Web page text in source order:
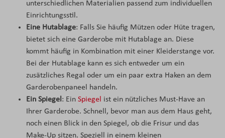
unterschiedlichen Materialien passend zum individuellen
Einrichtungsstil.
Eine Hutablage: Falls Sie häufig Mützen oder Hüte tragen,
bietet sich eine Garderobe mit Hutablage an. Diese
kommt häufig in Kombination mit einer Kleiderstange vor.
Bei der Hutablage kann es sich entweder um ein
zusätzliches Regal oder um ein paar extra Haken an dem
Garderobenpaneel handeln.
Ein Spiegel : Ein Spiegel ist ein nützliches Must-Have an
Ihrer Garderobe. Schnell, bevor man aus dem Haus geht,
noch einen Blick in den Spiegel, ob die Frisur und das
Make-Up sitzen. Speziell in einem kleinen